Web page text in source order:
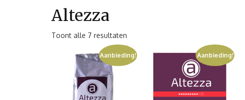
Altezza
Toont alle 7 resultaten
Aanbieding! Aanbieding!